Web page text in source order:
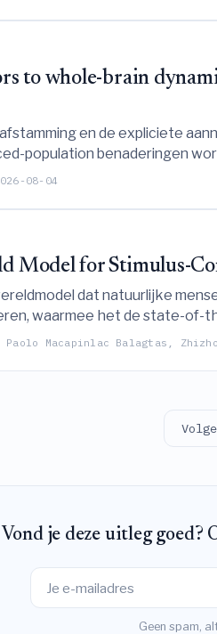
to whole-brain
en de expliciete
population benaderingen
worden geëvalueerd.
08-04
Model for Stimulus-
dat natuurlijke
waarmee het de state-
heen.Macapinlac Balagtas,
Vond je deze uitleg goed?
Geen spam,